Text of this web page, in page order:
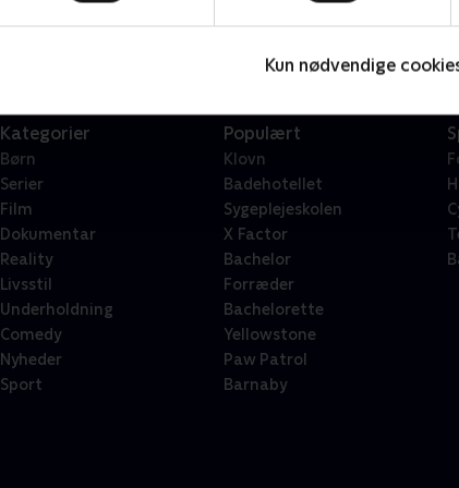
Kun nødvendige
Kategorier
Børn
Serier
Film
Dokumentar
Reality
Livsstil
Underholdning
Comedy
Nyheder
Sport
Populært
Klovn
Badehotellet
Sygeplejeskolen
X Factor
Bachelor
Forræder
Bachelorette
Yellowstone
Paw Patrol
Barnaby